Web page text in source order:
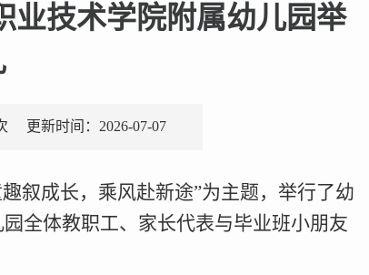
技术学院附属幼儿园举
更新时间：2026-07-07
叙成长，乘风赴新途”为主题，举行了幼
全体教职工、家长代表与毕业班小朋友